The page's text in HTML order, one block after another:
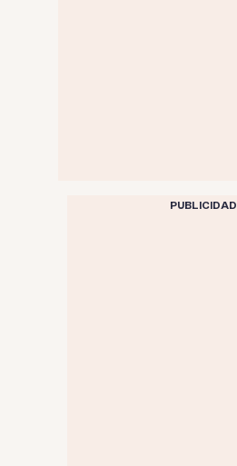
PUBLICIDAD